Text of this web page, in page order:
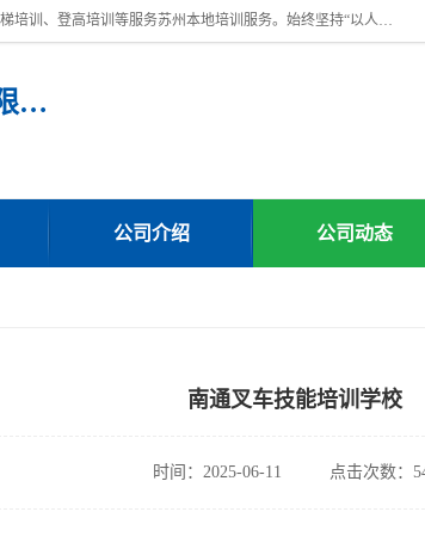
苏州宏远特种作业人员培训，提供：叉车培训、电焊工培训、电工培训、起重机培训、电梯培训、登高培训等服务苏州本地培训服务。始终坚持“以人为本，质量立校”的办学思想，以培养社会应用型人才为己任，明码收费，诚实守信，中途不收任何费用。随到随学，学会为止，一期未学会者免费再学，直到学会为止。
宏远特种作业人员培训（苏州）有限公司
公司介绍 公司动态
南通叉车技能培训学校
时间：2025-06-11 点击次数：